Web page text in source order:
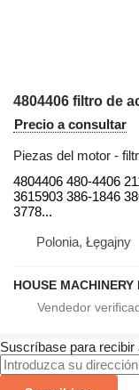
Precio a consultar
Piezas del motor -
4804406 480-4406
3615903 386-1846
3778...
Polonia, Łęgajny
HOUSE
Suscríbase para